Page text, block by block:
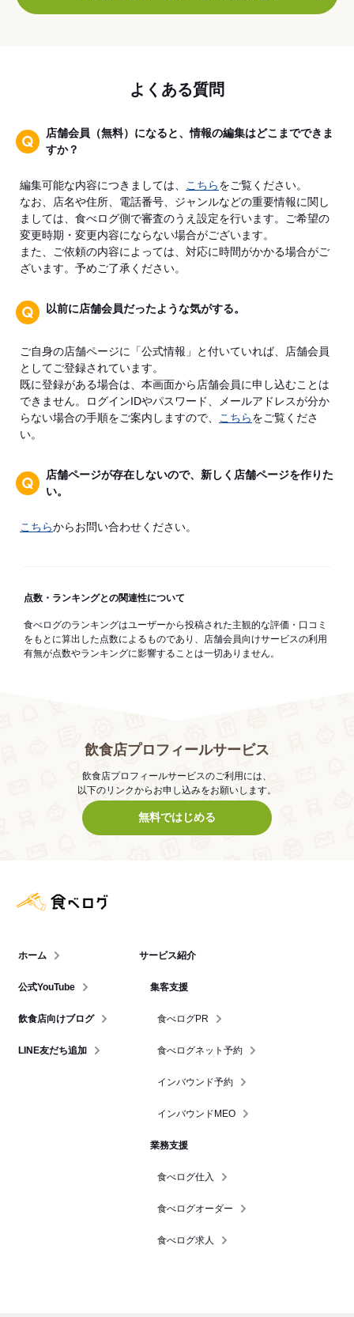
よくある質問
店舗会員（無料）になると、情報の編集はどこまでできま
すか？
編集可能な内容につきましては、 こちらをご覧ください。
なお、店名や住所、電話番号、ジャンルなどの重要情報に関し
ましては、食べログ側で審査のうえ設定を行います。ご希望の
変更時期・変更内容にならない場合がございます。
また、ご依頼の内容によっては、対応に時間がかかる場合がご
ざいます。予めご了承ください。
以前に店舗会員だったような気がする。
ご自身の店舗ページに「公式情報」と付いていれば、店舗会員
としてご登録されています。
既に登録がある場合は、本画面から店舗会員に申し込むことは
できません。ログインIDやパスワード、メールアドレスが分か
らない場合の手順をご案内しますので、
こちらをご覧くださ
い。
店舗ページが存在しないので、新しく店舗ページを作りた
い。
こちらからお問い合わせください。
点数・ランキングとの関連性について
食べログのランキングはユーザーから投稿された主観的な評価・口コミ
をもとに算出した点数によるものであり、店舗会員向けサービスの利用
有無が点数やランキングに影響することは一切ありません。
飲食店プロフィールサービス
飲食店プロフィールサービスのご利用には、
以下のリンクからお申し込みをお願いします。
無料ではじめる
ホーム
公式YouTube
飲食店向けブログ
LINE友だち追加
サービス紹介
集客支援
食べログPR
食べログネット予約
インバウンド予約
インバウンドMEO
業務支援
食べログ仕入
食べログオーダー
食べログ求人